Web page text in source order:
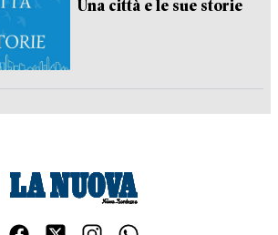
Una città e le sue storie